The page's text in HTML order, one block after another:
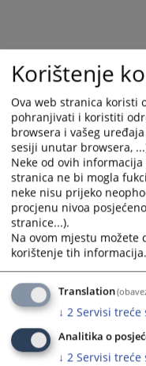
Korištenje
Ova web stranica koristi
pohranjivati i koristiti
browsera i vašeg
sesiji unutar browsera,
Neke od ovih
stranica ne bi mogla
neke nisu prijeko
procjenu nivoa
stranice...).
Na ovom mjestu
korištenje tih informacija.
Translation
↓ 2 Servisi treće
Analitika o
↓ 2 Servisi treće